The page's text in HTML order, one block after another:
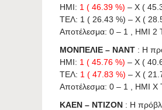
ΗΜΙ: 1 ( 46.39 %) – X (
ΤΕΛ: 1 ( 26.43 %) – X (
Αποτέλεσμα: 0 – 1 , ΗΜΙ 2
ΜΟΝΠΕΛΙΕ – ΝΑΝΤ : Η
ΗΜΙ: 1 ( 45.76 %) – X (
ΤΕΛ: 1 ( 47.83 %) – X (
Αποτέλεσμα: 0 – 1 , ΗΜΙ X
ΚΑΕΝ – ΝΤΙΖΟΝ : Η